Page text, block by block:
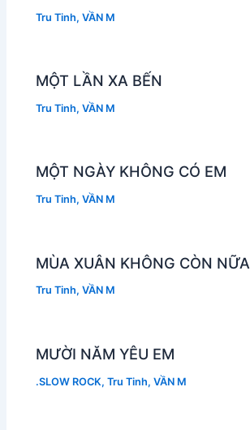
Tru Tinh,VẦN M
MỘT LẦN XA BẾN
Tru Tinh,VẦN M
MỘT NGÀY KHÔNG CÓ EM
Tru Tinh,VẦN M
MÙA XUÂN KHÔNG CÒN NỮA
Tru Tinh,VẦN M
MƯỜI NĂM YÊU EM
.SLOW ROCK,Tru Tinh,VẦN M